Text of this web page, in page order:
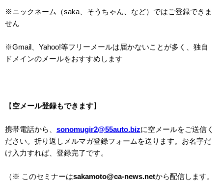
※ニックネーム（saka、そうちゃん、など）ではご登録できま
せん
※Gmail、Yahoo!等フリーメールは届かないことが多く、独自
ドメインのメールをおすすめします
【空メール登録もできます】
携帯電話から、 sonomugir2@55auto.bizに空メールをご送信く
ださい。折り返しメルマガ登録フォームを送ります。お名字だ
け入力すれば、登録完了です。
（※ このセミナーはsakamoto@ca-news.netから配信します。